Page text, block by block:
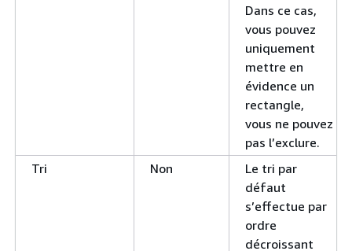
Dans ce cas,
vous pouvez
uniquement
mettre en
évidence un
rectangle,
vous ne pouvez
pas l’exclure.
Tri
Non
Le tri par
défaut
s’effectue par
ordre
décroissant